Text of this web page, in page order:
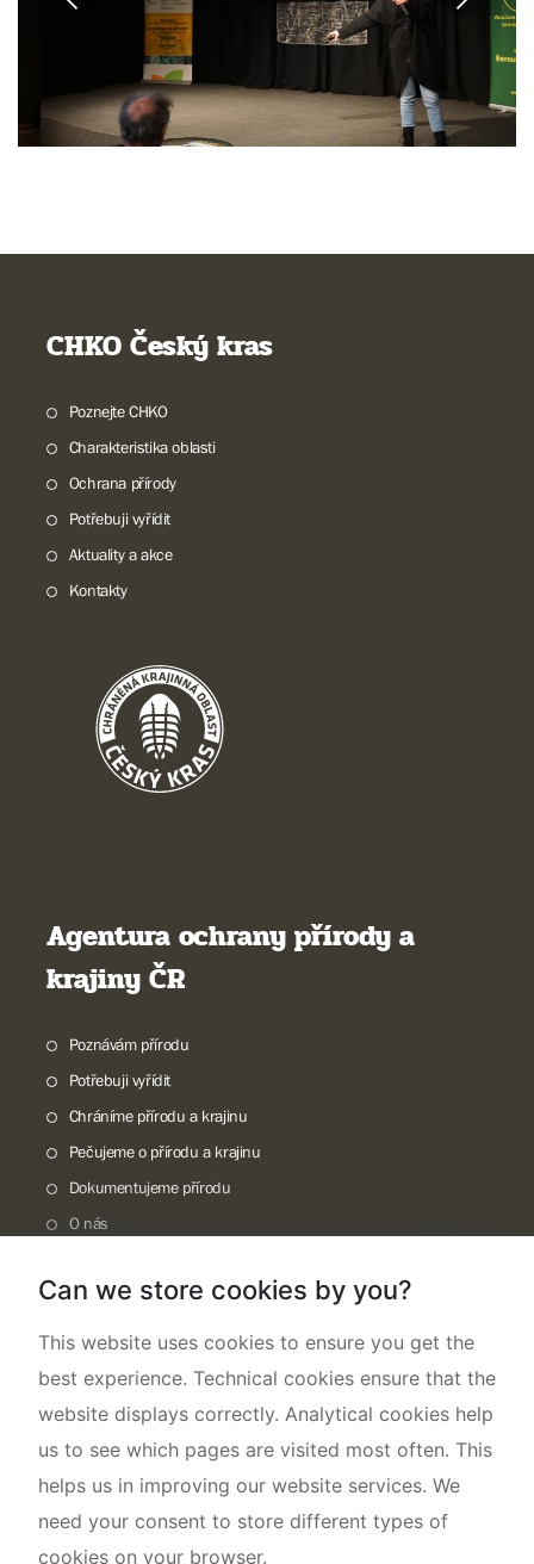
CHKO Český kras
Poznejte CHKO
Charakteristika oblasti
Ochrana přírody
Potřebuji vyřídit
Aktuality a akce
Kontakty
Agentura ochrany přírody a
krajiny ČR
Poznávám přírodu
Potřebuji vyřídit
Chráníme přírodu a krajinu
Pečujeme o přírodu a krajinu
Dokumentujeme přírodu
O nás
Can we store cookies by you?
This website uses cookies to ensure you get the
best experience. Technical cookies ensure that the
website displays correctly. Analytical cookies help
us to see which pages are visited most often. This
helps us in improving our website services. We
need your consent to store different types of
cookies on your browser.